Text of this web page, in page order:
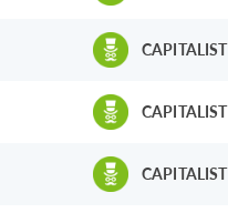
CAPITALIST
CAPITALIST
CAPITALIST